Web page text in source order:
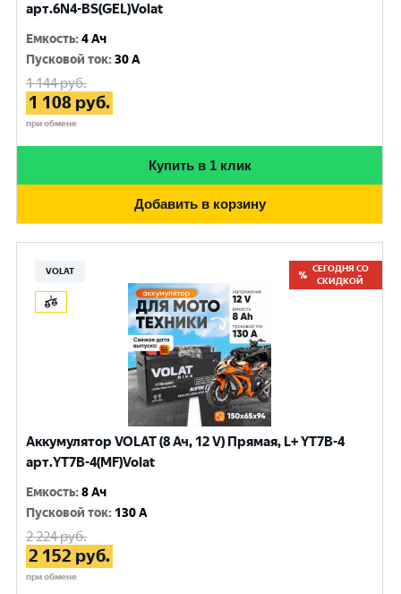
арт.6N4-BS(GEL)Volat
Емкость:4 Ач
Пусковой ток:30 A
1 144руб.
1 108 руб.
при обмене
Купить в 1 клик
Добавить в корзину
VOLAT
СЕГОДНЯ СО
СКИДКОЙ
Аккумулятор VOLAT (8 Ач, 12 V) Прямая, L+ YT7B-4
арт.YT7B-4(MF)Volat
Емкость:8 Ач
Пусковой ток: 130 A
2 224руб.
2 152 руб.
при обмене